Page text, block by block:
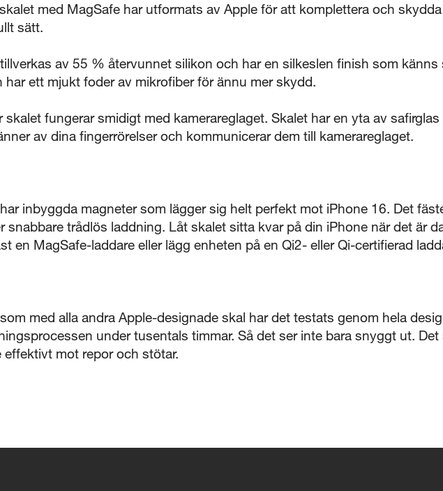
med MagSafe har utformats av Apple för att komplettera och
sätt.
av 55 % återvunnet silikon och har en silkeslen finish som känns
har ett mjukt foder av mikrofiber för ännu mer skydd.
skalet fungerar smidigt med kamerareglaget. Skalet har en yta av
av dina fingerrörelser och kommunicerar dem till kamerareglaget.
inbyggda magneter som lägger sig helt perfekt mot iPhone 16. Det
snabbare trådlös laddning. Låt skalet sitta kvar på din iPhone när det är
en MagSafe-laddare eller lägg enheten på en Qi2- eller Qi-certifierad
med alla andra Apple-designade skal har det testats genom hela
under tusentals timmar. Så det ser inte bara snyggt ut.
effektivt mot repor och stötar.